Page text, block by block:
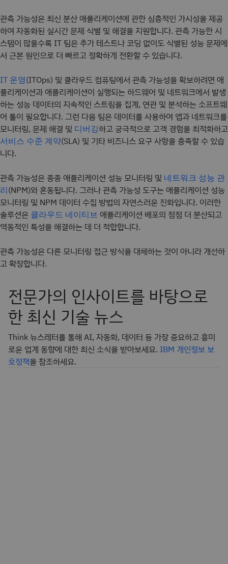
관측 가능성은 최신 분산 애플리케이션에 관한 심층적인 가시성을 제공
하여 자동화된 실시간 문제 식별 및 해결을 지원합니다. 관측 가능한 시
스템이 많을수록 IT 팀은 추가 테스트나 코딩 없이도 식별된 성능 문제에
서 근본 원인으로 더 빠르고 정확하게 전환할 수 있습니다.
IT 운영(ITOps) 및 클라우드 컴퓨팅에서 관측 가능성을 확보하려면 애
플리케이션과 애플리케이션이 실행되는 하드웨어 및 네트워크에서 발생
하는 성능 데이터의 지속적인 스트림을 집계, 연관 및 분석하는 소프트웨
어 툴이 필요합니다. 그런 다음 팀은 데이터를 사용하여 앱과 네트워크를
모니터링, 문제 해결 및 디버깅하고 궁극적으로 고객 경험을 최적화하고
서비스 수준 계약(SLA) 및 기타 비즈니스 요구 사항을 충족할 수 있습
니다.
관측 가능성은 종종 애플리케이션 성능 모니터링 및 네트워크 성능 관
리(NPM)와 혼동됩니다. 그러나 관측 가능성 도구는 애플리케이션 성능
모니터링 및 NPM 데이터 수집 방법의 자연스러운 진화입니다. 이러한
솔루션은 클라우드 네이티브 애플리케이션 배포의 점점 더 분산되고
역동적인 특성을 해결하는 데 더 적합합니다.
관측 가능성은 다른 모니터링 접근 방식을 대체하는 것이 아니라 개선하
고 확장합니다.
전문가의 인사이트를 바탕으로
한 최신 기술 뉴스
Think 뉴스레터를 통해 AI, 자동화, 데이터 등 가장 중요하고 흥미
로운 업계 동향에 대한 최신 소식을 받아보세요. IBM 개인정보 보
호정책을 참조하세요.